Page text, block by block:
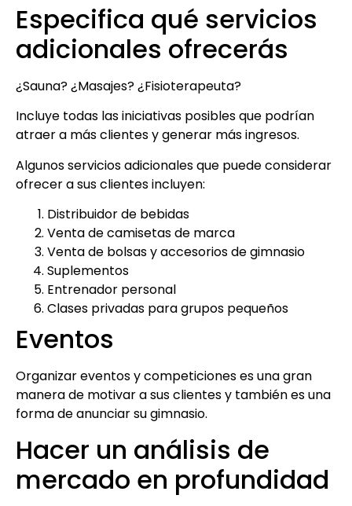
Especifica qué servicios
adicionales ofrecerás
¿Sauna? ¿Masajes? ¿Fisioterapeuta?
Incluye todas las iniciativas posibles que podrían
atraer a más clientes y generar más ingresos.
Algunos servicios adicionales que puede considerar
ofrecer a sus clientes incluyen:
Distribuidor de bebidas
Venta de camisetas de marca
Venta de bolsas y accesorios de gimnasio
Suplementos
Entrenador personal
Clases privadas para grupos pequeños
Eventos
Organizar eventos y competiciones es una gran
manera de motivar a sus clientes y también es una
forma de anunciar su gimnasio.
Hacer un análisis de
mercado en profundidad